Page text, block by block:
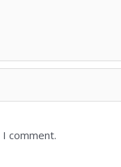
comment.